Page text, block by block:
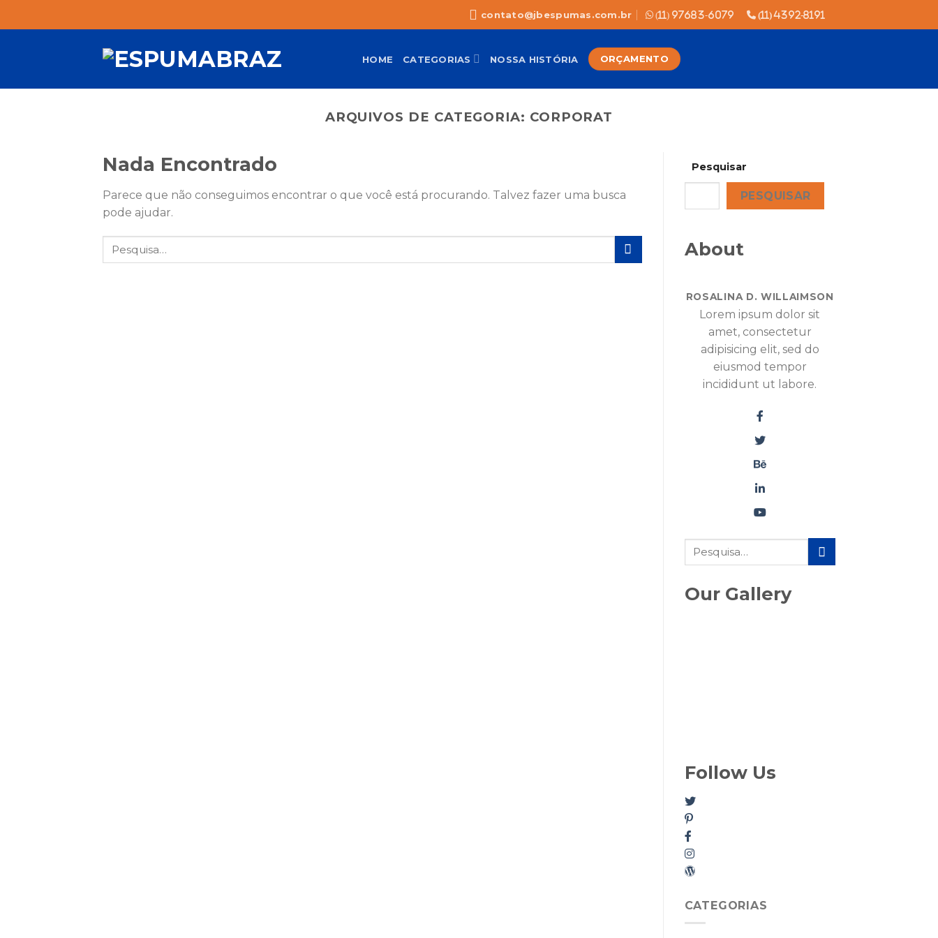
contato@jbespumas.com.br (11) 97683-6079 (11) 4392-8191
HOME CATEGORIAS NOSSA HISTÓRIA ORÇAMENTO
ARQUIVOS DE CATEGORIA: CORPORAT
Nada Encontrado
Parece que não conseguimos encontrar o que você está procurando. Talvez fazer uma busca
pode ajudar.
Pesquisar
PESQUISAR
About
ROSALINA D. WILLAIMSON
Lorem ipsum dolor sit
amet, consectetur
adipisicing elit, sed do
eiusmod tempor
incididunt ut labore.
Our Gallery
Follow Us
CATEGORIAS